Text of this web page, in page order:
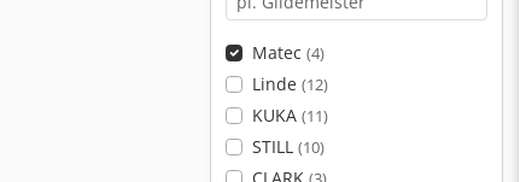
Matec (4)
Linde (12)
KUKA (11)
STILL (10)